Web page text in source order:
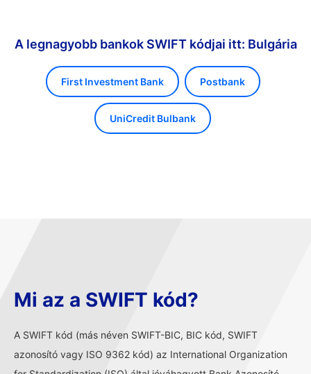
A legnagyobb bankok SWIFT kódjai itt: Bulgária
First Investment Bank Postbank
UniCredit Bulbank
Mi az a SWIFT kód?
A SWIFT kód (más néven SWIFT-BIC, BIC kód, SWIFT
azonosító vagy ISO 9362 kód) az International Organization